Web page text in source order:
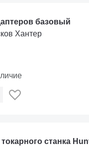
базовый
Хантер
станка